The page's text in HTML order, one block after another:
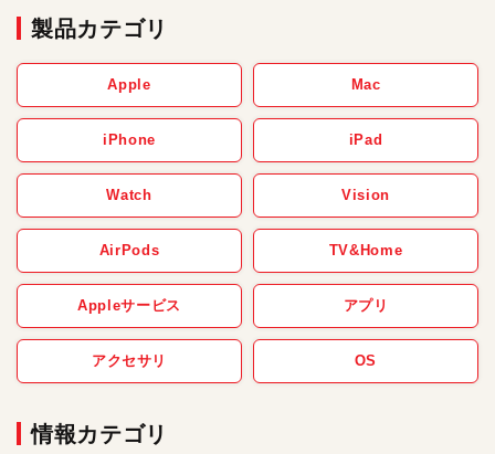
製品カテゴリ
Apple Mac
iPhone iPad
Watch Vision
AirPods TV&Home
Appleサービス アプリ
アクセサリ OS
情報カテゴリ